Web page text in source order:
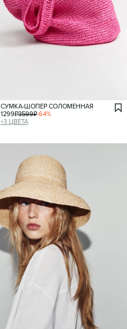
СУМКА-ШОПЕР СОЛОМЕННАЯ
1299₽3599₽-64%
+3 ЦВЕТА